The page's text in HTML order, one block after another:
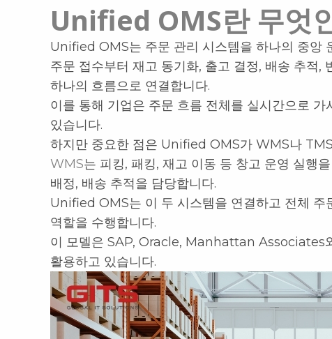
Unified OMS란 무엇
Unified OMS는 주문 관리 시스템을 하나의 중앙
주문 접수부터 재고 동기화, 출고 결정, 배송 추적,
하나의 흐름으로 연결합니다.
이를 통해 기업은 주문 흐름 전체를 실시간으로
있습니다.
하지만 중요한 점은 Unified OMS가 WMS나
WMS는 피킹, 패킹, 재고 이동 등 창고 운영 실행
배정, 배송 추적을 담당합니다.
Unified OMS는 이 두 시스템을 연결하고 전체 주
역할을 수행합니다.
이 모델은 SAP, Oracle, Manhattan Associates
활용하고 있습니다.